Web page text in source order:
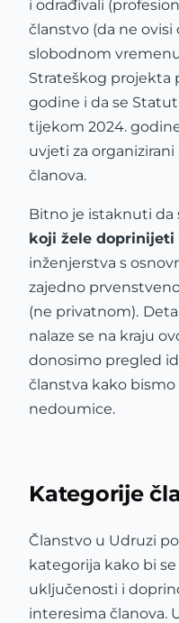
i odrađivali
članstvo (da ne
slobodnom
Strateškog projekta
godine i da se
tijekom 2024.
uvjeti za
članova.
Bitno je istaknuti da
koji žele doprinijeti
inženjerstva s
zajedno
(ne privatnom).
nalaze se na kraju
donosimo pregled
članstva kako
nedoumice.
Kategorije
Članstvo u Udruzi
kategorija kako bi
uključenosti i
interesima članova.